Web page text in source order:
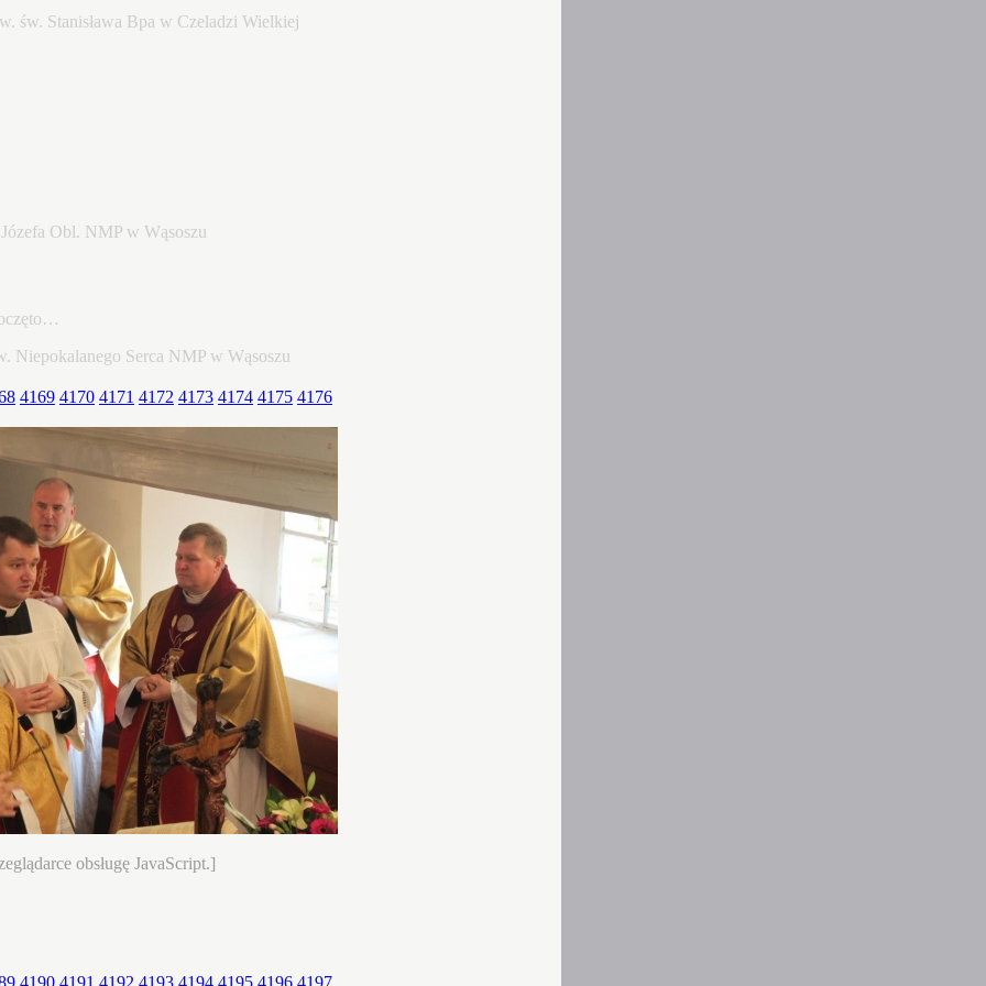
4169 4170 4171 4172 4173 4174 4175 4176
obsługę JavaScript.]
4190 4191 4192 4193 4194 4195 4196 4197